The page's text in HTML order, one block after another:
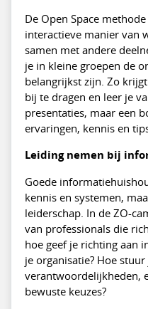
De Open Spacemethode
interactieve manier van
samen met andere
je in kleine groepen de
belangrijkst zijn. Zo
bij te dragen en leer je
presentaties, maar een
ervaringen, kennis en
Leiding nemen bij
Goede
kennis en systemen,
leiderschap. In de ZO-
van professionals die
hoe geef je richting aan
je organisatie? Hoe
verantwoordelijkheden,
bewuste keuzes?